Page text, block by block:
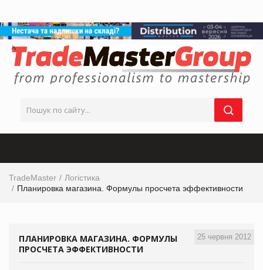
TradeMaster
Логістика
Планировка магазина. Формулы просчета эффективности
25 червня 2012
ПЛАНИРОВКА МАГАЗИНА. ФОРМУЛЫ
ПРОСЧЕТА ЭФФЕКТИВНОСТИ